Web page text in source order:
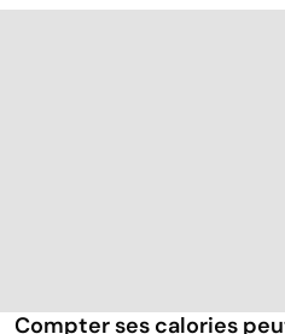
Compter ses calories